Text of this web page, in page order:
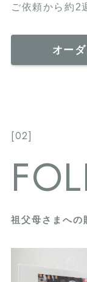
ご依頼から約2
オー
[02]
祖父母さまへの